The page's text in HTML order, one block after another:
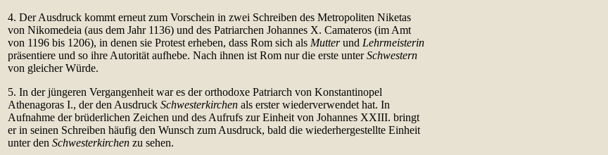
4. Der Ausdruck kommt erneut zum Vorschein in zwei Schreiben des Metropoliten Niketas
von Nikomedeia (aus dem Jahr 1136) und des Patriarchen Johannes X. Camateros (im Amt
von 1196 bis 1206), in denen sie Protest erheben, dass Rom sich als Mutterund Lehrmeisterin
präsentiere und so ihre Autorität aufhebe. Nach ihnen ist Rom nur die erste unterSchwestern
von gleicher Würde.
5. In der jüngeren Vergangenheit war es der orthodoxe Patriarch von Konstantinopel
Athenagoras I., der den Ausdruck Schwesterkirchen als erster wiederverwendet hat. In
Aufnahme der brüderlichen Zeichen und des Aufrufs zur Einheit von Johannes XXIII. bringt
er in seinen Schreiben häufig den Wunsch zum Ausdruck, bald die wiederhergestellte Einheit
unter den Schwesterkirchen zu sehen.